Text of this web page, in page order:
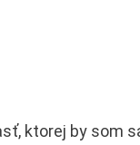
ktorej by som